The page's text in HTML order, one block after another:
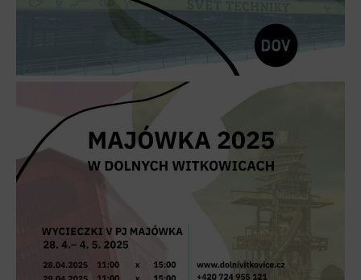
Kavárna Velký Svět techniky
PECKA DOV
Restaurace VP ART
FUTURE café
Catering